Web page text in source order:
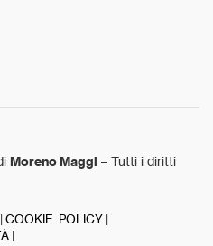
Moreno Maggi – Tutti i diritti
| COOKIE POLICY |
|